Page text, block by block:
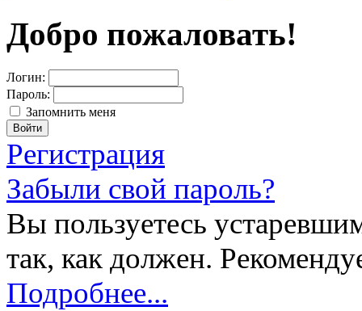
Добро пожаловать!
Логин:
Пароль:
Запомнить меня
Регистрация
Забыли свой пароль?
Вы пользуетесь
так, как должен.
Подробнее...